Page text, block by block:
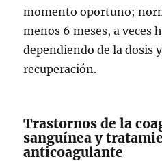
momento oportuno;
menos 6 meses, a veces
dependiendo de la dosis
recuperación.
Trastornos de la
sanguínea y
anticoagulante